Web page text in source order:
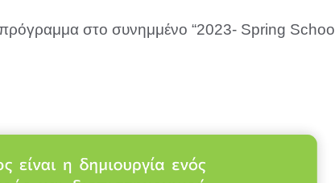
πρόγραμμα στο συνημμένο “2023- Spring School